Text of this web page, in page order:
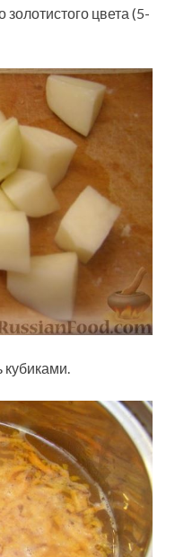
цвета (5-
кубиками.